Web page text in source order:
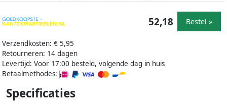
Verzendkosten: € 5,95
Retourneren: 14 dagen
Levertijd: Voor 17:00 besteld, volgende dag in huis
Betaalmethodes:
52,18 Bestel »
Specificaties